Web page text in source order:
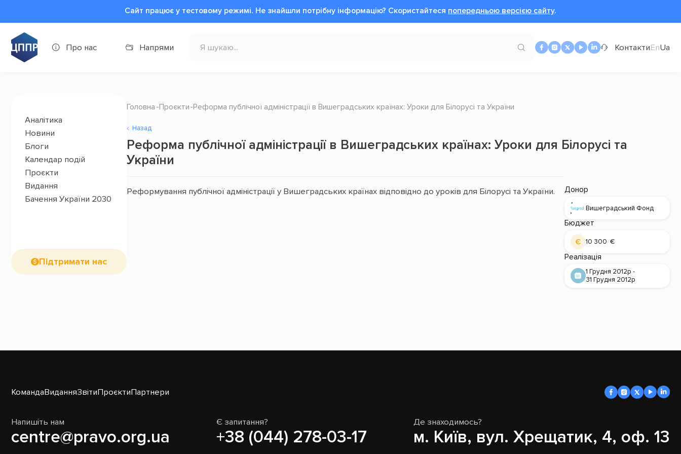
Сайт працює у тестовому режимі. Не знайшли потрібну інформацію? Cкористайтеся попередньою версією сайту.
Про нас Напрями КонтактиEnUa
Аналітика
Новини
Блоги
Календар подій
Проєкти
Видання
Бачення України 2030
Підтримати нас
Головна Проєкти Реформа публічної адміністрації в Вишеградських країнах: Уроки для Білорусі та України
Назад
Реформа публічної адміністрації в Вишеградських країнах: Уроки для Білорусі та
України
Реформування публічної адміністрації у Вишеградських країнах відповідно до уроків для Білорусі та України. Донор
Вишеградський Фонд
Бюджет
10 300 €
Реалізація
1 Грудня 2012р -
31 Грудня 2012р
КомандаВиданняЗвітиПроєктиПартнери
Напишіть нам
centre@pravo.org.ua
Є запитання?
+38 (044) 278-03-17
Де знаходимось?
м. Київ, вул. Хрещатик, 4, оф. 13